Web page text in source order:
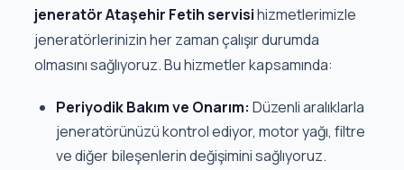
jeneratör Ataşehir Fetih servisihizmetlerimizle
jeneratörlerinizin her zaman çalışır durumda
olmasını sağlıyoruz. Bu hizmetler kapsamında:
Periyodik Bakım ve Onarım: Düzenli aralıklarla
jeneratörünüzü kontrol ediyor, motor yağı, filtre
ve diğer bileşenlerin değişimini sağlıyoruz.